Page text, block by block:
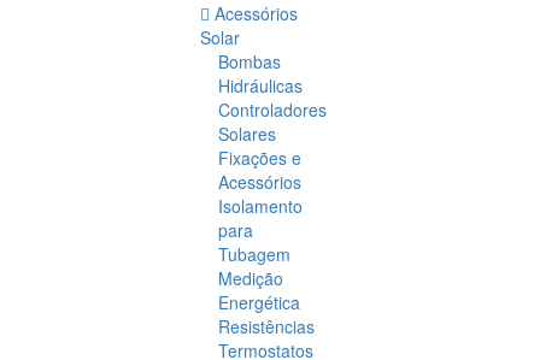
Acessórios
Solar
Bombas
Hidráulicas
Controladores
Solares
Fixações e
Acessórios
Isolamento
para
Tubagem
Medição
Energética
Resistências
Termostatos